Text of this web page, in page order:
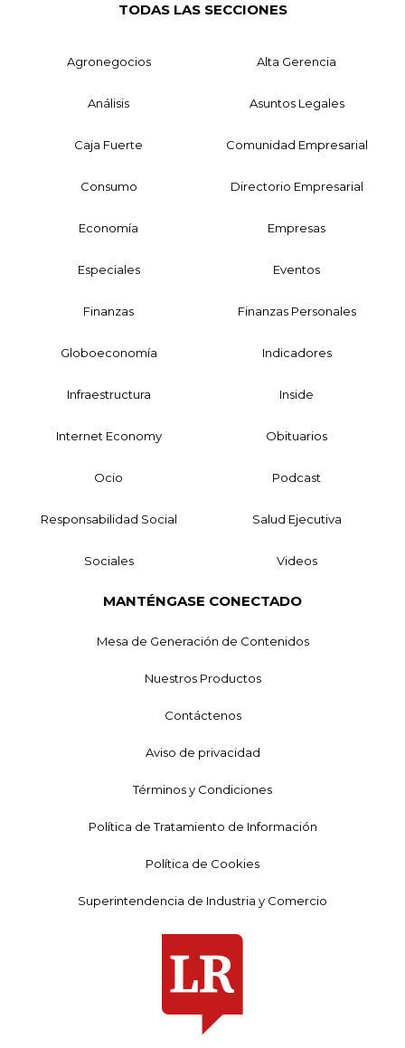
TODAS LAS SECCIONES
Agronegocios Alta Gerencia
Análisis Asuntos Legales
Caja Fuerte Comunidad Empresarial
Consumo Directorio Empresarial
Economía Empresas
Especiales Eventos
Finanzas Finanzas Personales
Globoeconomía Indicadores
Infraestructura Inside
Internet Economy Obituarios
Ocio Podcast
Responsabilidad Social Salud Ejecutiva
Sociales Videos
MANTÉNGASE CONECTADO
Mesa de Generación de Contenidos
Nuestros Productos
Contáctenos
Aviso de privacidad
Términos y Condiciones
Política de Tratamiento de Información
Política de Cookies
Superintendencia de Industria y Comercio